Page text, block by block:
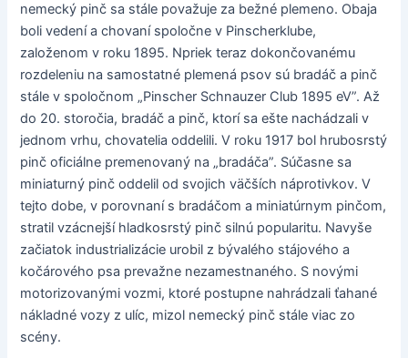
nemecký pinč sa stále považuje za bežné plemeno. Obaja
boli vedení a chovaní spoločne v Pinscherklube,
založenom v roku 1895. Npriek teraz dokončovanému
rozdeleniu na samostatné plemená psov sú bradáč a pinč
stále v spoločnom „Pinscher Schnauzer Club 1895 eV”. Až
do 20. storočia, bradáč a pinč, ktorí sa ešte nachádzali v
jednom vrhu, chovatelia oddelili. V roku 1917 bol hrubosrstý
pinč oficiálne premenovaný na „bradáča”. Súčasne sa
miniaturný pinč oddelil od svojich väčších náprotivkov. V
tejto dobe, v porovnaní s bradáčom a miniatúrnym pinčom,
stratil vzácnejší hladkosrstý pinč silnú popularitu. Navyše
začiatok industrializácie urobil z bývalého stájového a
kočárového psa prevažne nezamestnaného. S novými
motorizovanými vozmi, ktoré postupne nahrádzali ťahané
nákladné vozy z ulíc, mizol nemecký pinč stále viac zo
scény.